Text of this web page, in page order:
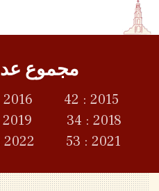
مجموع
2015 : 42 2016 : 41 2017 : 44
2018 : 34 2019 : 42 2020 : 54
2021 : 53 2022 : 46 2023 : 42